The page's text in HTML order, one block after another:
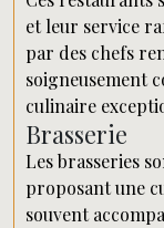
et leur service
par des chefs
soigneusement
culinaire
Brasserie
Les brasseries
proposant une
souvent